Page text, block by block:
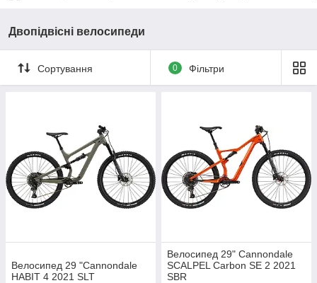
Двопідвісні велосипеди
Сортування 0 Фільтри
Велосипед 29 "Cannondale
HABIT 4 2021 SLT
Велосипед 29" Cannondale
SCALPEL Carbon SE 2 2021
SBR